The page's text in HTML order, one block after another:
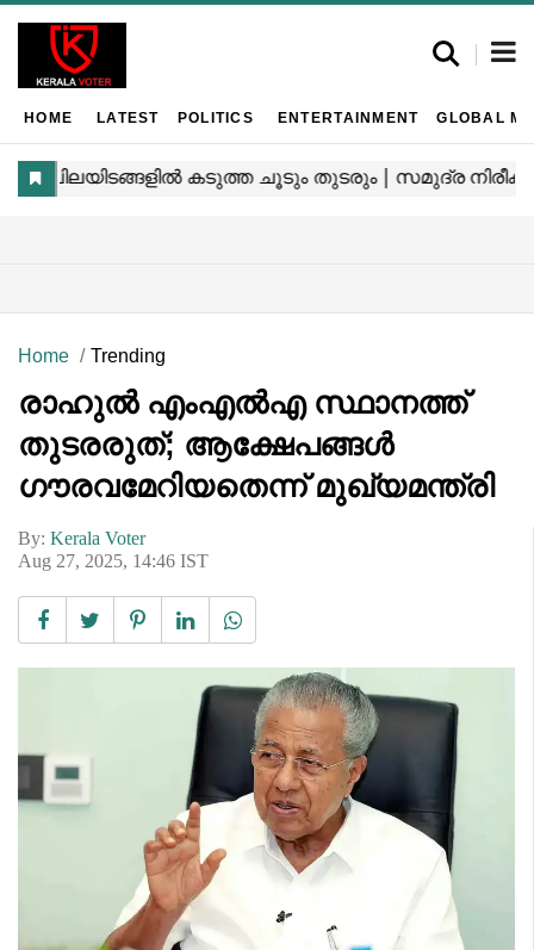
HOME LATEST POLITICS ENTERTAINMENT GLOBAL
Home Trending
രാഹുൽ എംഎൽഎ സ്ഥാനത്ത്
തുടരരുത്; ആക്ഷേപങ്ങൾ
ഗൗരവമേറിയതെന്ന് മുഖ്യമന്ത്രി
By: Kerala Voter
Aug 27, 2025, 14:46 IST